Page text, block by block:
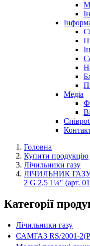
Медіа
Головна
Купити продукцію
Лічильники газу
ЛІЧИЛЬНИК
2 G 2,5 1¼" (арт.
Категорії
Лічильники газу
САМГАЗ RS/2001-